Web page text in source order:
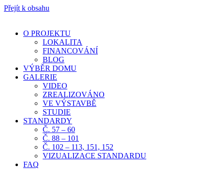
Přejít k obsahu
O PROJEKTU
LOKALITA
FINANCOVÁNÍ
BLOG
VÝBĚR DOMU
GALERIE
VIDEO
ZREALIZOVÁNO
VE VÝSTAVBĚ
STUDIE
STANDARDY
Č. 57 – 60
Č. 88 – 101
Č. 102 – 113, 151, 152
VIZUALIZACE STANDARDU
FAQ